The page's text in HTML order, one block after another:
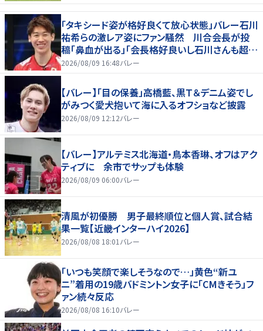
「タキシード姿が格好良くて放心状態」バレー石川
祐希らの激レア姿にファン騒然 川合会長が投
稿「鼻血が出る」「会長格好良いし石川さんも超格
好いい」
2026/08/09 16:48バレー
【バレー】「目の保養」高橋藍、黒Ｔ＆デニム姿でし
がみつく愛犬抱いて海に入るオフショなど披露
2026/08/09 12:12バレー
【バレー】アルテミス北海道・鳥本香琳、オフはアク
ティブに 余市でサップも体験
2026/08/09 06:00バレー
清風が初優勝 男子最終順位と個人賞、試合結
果一覧【近畿インターハイ2026】
2026/08/08 18:01バレー
「いつも笑顔で楽しそうなので…」黄色“新ユ
ニ”着用の19歳バドミントン女子に「CMきそう」フ
ァン続々反応
2026/08/08 16:10バレー